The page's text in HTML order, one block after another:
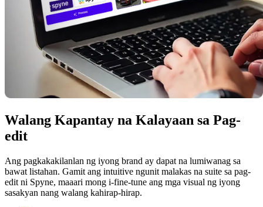
Walang Kapantay na Kalayaan sa Pag-
edit
Ang pagkakakilanlan ng iyong brand ay dapat na lumiwanag sa
bawat listahan. Gamit ang intuitive ngunit malakas na suite sa pag-
edit ni Spyne, maaari mong i-fine-tune ang mga visual ng iyong
sasakyan nang walang kahirap-hirap.